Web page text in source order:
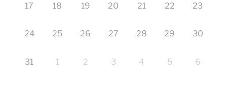
17 18 19 20 21 22 23
24 25 26 27 28 29 30
31 1 2 3 4 5 6